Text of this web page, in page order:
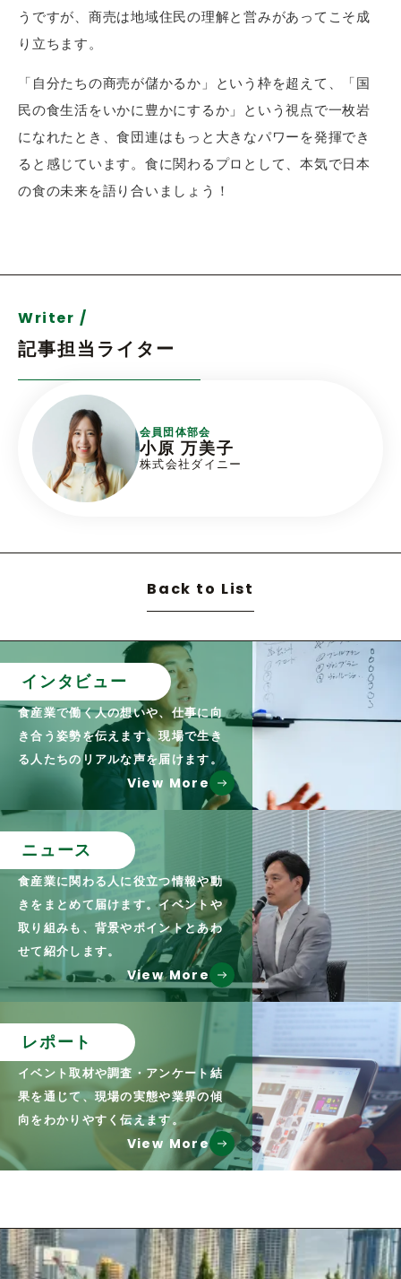
うですが、商売は地域住民の理解と営みがあってこそ成
り立ちます。
「自分たちの商売が儲かるか」という枠を超えて、「国
民の食生活をいかに豊かにするか」という視点で一枚岩
になれたとき、食団連はもっと大きなパワーを発揮でき
ると感じています。食に関わるプロとして、本気で日本
の食の未来を語り合いましょう！
Writer /
記事担当ライター
会員団体部会
小原 万美子
株式会社ダイニー
Back to List
インタビュー
食産業で働く人の想いや、仕事に向
き合う姿勢を伝えます。現場で生き
る人たちのリアルな声を届けます。
View More
ニュース
食産業に関わる人に役立つ情報や動
きをまとめて届けます。イベントや
取り組みも、背景やポイントとあわ
せて紹介します。
View More
レポート
イベント取材や調査・アンケート結
果を通じて、現場の実態や業界の傾
向をわかりやすく伝えます。
View More